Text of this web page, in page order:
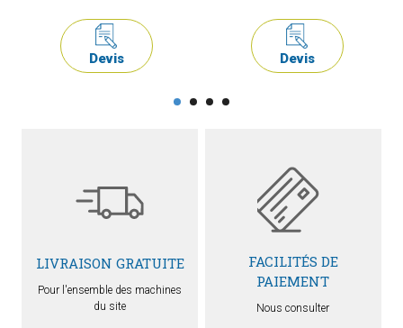
Devis Devis
LIVRAISON GRATUITE
Pour l'ensemble des machines
du site
FACILITÉS DE
PAIEMENT
Nous consulter